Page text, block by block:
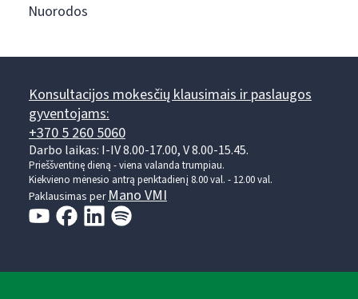
Nuorodos
Konsultacijos mokesčių klausimais ir paslaugos
gyventojams:
+370 5 260 5060
Darbo laikas: I-IV 8.00-17.00, V 8.00-15.45.
Prieššventinę dieną - viena valanda trumpiau.
Kiekvieno mėnesio antrą penktadienį 8.00 val. - 12.00 val.
Paklausimas per Mano VMI